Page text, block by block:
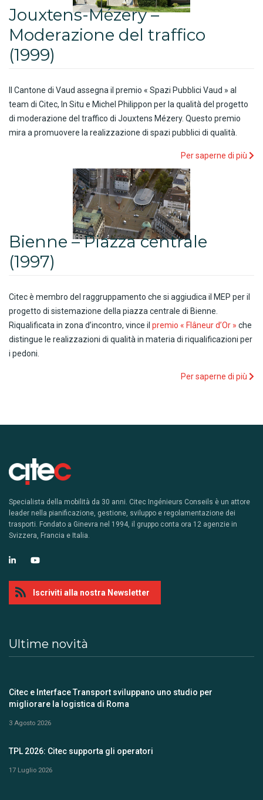
Jouxtens-Mézery –
Moderazione del traffico
(1999)
Il Cantone di Vaud assegna il premio « Spazi Pubblici Vaud » al
team di Citec, In Situ e Michel Philippon per la qualità del progetto
di moderazione del traffico di Jouxtens Mézery. Questo premio
mira a promuovere la realizzazione di spazi pubblici di qualità.
Per saperne di più
Bienne – Piazza centrale
(1997)
Citec è membro del raggruppamento che si aggiudica il MEP per il
progetto di sistemazione della piazza centrale di Bienne.
Riqualificata in zona d’incontro, vince il premio « Flâneur d’Or » che
distingue le realizzazioni di qualità in materia di riqualificazioni per
i pedoni.
Per saperne di più
Specialista della mobilità da 30 anni. Citec Ingénieurs Conseils è un attore
leader nella pianificazione, gestione, sviluppo e regolamentazione dei
trasporti. Fondato a Ginevra nel 1994, il gruppo conta ora 12 agenzie in
Svizzera, Francia e Italia.
Iscriviti alla nostra Newsletter
Ultime novità
Citec e Interface Transport sviluppano uno studio per
migliorare la logistica di Roma
3 Agosto 2026
TPL 2026: Citec supporta gli operatori
17 Luglio 2026